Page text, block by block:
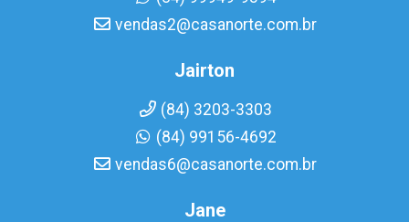
vendas2@casanorte.com.br
Jairton
(84) 3203-3303
(84) 99156-4692
vendas6@casanorte.com.br
Jane